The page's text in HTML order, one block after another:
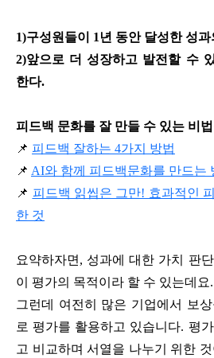
1)구성원들이 1년 동안 달성한 성
2)앞으로 더 성장하고 발전할 수
한다.
피드백 문화를 잘 만들 수 있는 비
📌 피드백 잘하는 4가지 방법
📌 AI와 함께 피드백문화를 만드는
📌 피드백 읽씹은 그만! 효과적인
한 것
요약하자면, 성과에 대한 가치 판
이 평가의 목적이라 할 수 있는데요.
그런데 여전히 많은 기업에서 보
로 평가를 활용하고 있습니다. 평
고 비교하며 서열을 나누기 위한